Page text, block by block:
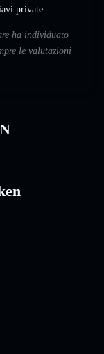
private.
ha individuato
le valutazioni